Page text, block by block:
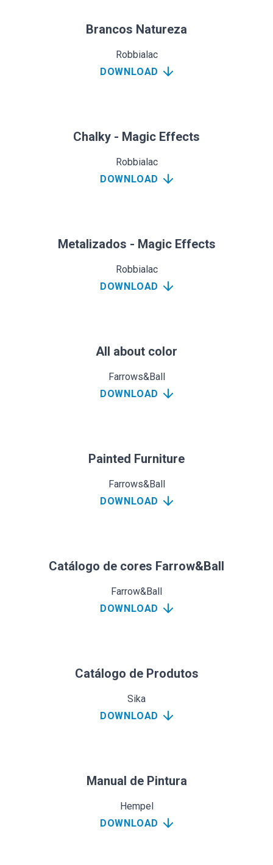
Brancos Natureza
Robbialac
DOWNLOAD
Chalky - Magic Effects
Robbialac
DOWNLOAD
Metalizados - Magic Effects
Robbialac
DOWNLOAD
All about color
Farrows&Ball
DOWNLOAD
Painted Furniture
Farrows&Ball
DOWNLOAD
Catálogo de cores Farrow&Ball
Farrow&Ball
DOWNLOAD
Catálogo de Produtos
Sika
DOWNLOAD
Manual de Pintura
Hempel
DOWNLOAD